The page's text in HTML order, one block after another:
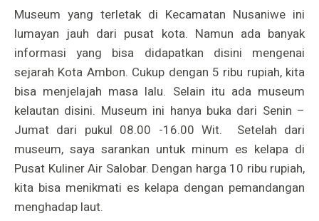
Museum yang terletak di Kecamatan Nusaniwe ini
lumayan jauh dari pusat kota. Namun ada banyak
informasi yang bisa didapatkan disini mengenai
sejarah Kota Ambon. Cukup dengan 5 ribu rupiah, kita
bisa menjelajah masa lalu. Selain itu ada museum
kelautan disini. Museum ini hanya buka dari Senin –
Jumat dari pukul 08.00 -16.00 Wit.
Setelah dari
museum, saya sarankan untuk minum es kelapa di
Pusat Kuliner Air Salobar. Dengan harga 10 ribu rupiah,
kita bisa menikmati es kelapa dengan pemandangan
menghadap laut.